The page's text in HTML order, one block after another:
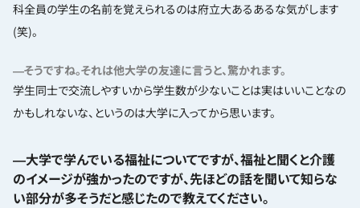
科全員の学生の名前を覚えられるのは府立大あるあるな気がします
(笑)。
―そうですね。それは他大学の友達に言うと、驚かれます。
学生同士で交流しやすいから学生数が少ないことは実はいいことなの
かもしれないな、というのは大学に入ってから思います。
―大学で学んでいる福祉についてですが、福祉と聞くと介護
のイメージが強かったのですが、先ほどの話を聞いて知らな
い部分が多そうだと感じたので教えてください。